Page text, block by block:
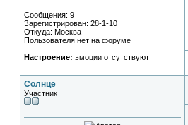
Сообщения: 9
Зарегистрирован: 28-1-10
Откуда: Москва
Пользователя нет на форуме
Настроение: эмоции отсутствуют
Солнце
Участник